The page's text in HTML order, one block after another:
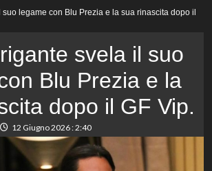
legame con Blu Prezia e la sua rinascita dopo il
svela il suo
Blu Prezia e la
dopo il GF Vip.
12 Giugno 2026 : 2:40